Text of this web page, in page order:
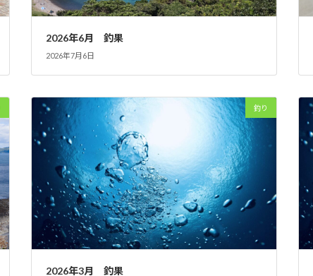
2026年6月 釣果
2026年7月6日
釣り
2026年3月 釣果